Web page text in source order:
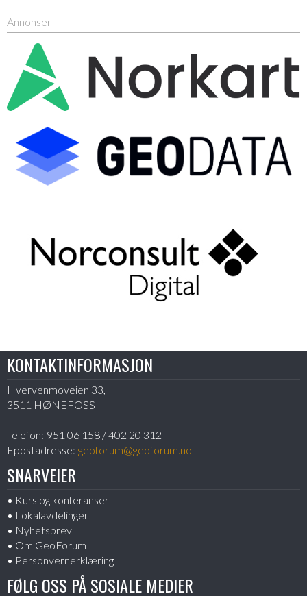
Annonser
KONTAKTINFORMASJON
Hvervenmoveien 33,
3511 HØNEFOSS
Telefon: 951 06 158 / 402 20 312
Epostadresse: geoforum@geoforum.no
SNARVEIER
Kurs og konferanser
Lokalavdelinger
Nyhetsbrev
Om GeoForum
Personvernerklæring
FØLG OSS PÅ SOSIALE MEDIER